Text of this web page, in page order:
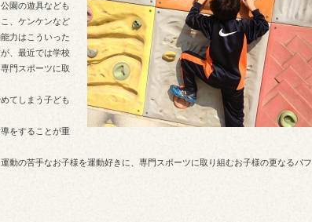
園の遊具なども
、ケンケンなど
力はこういった
、最近では学校
門スポーツに取
てしまう子ども
をすることが重
動の苦手なお子様を運動好きに、専門スポーツに取り組むお子様の更なるパフ